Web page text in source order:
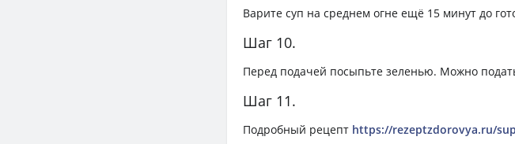
Варите суп на среднем огне ещё 15 минут до
Шаг 10.
Перед подачей посыпьте зеленью. Можно
Шаг 11.
Подробный рецепт https://rezeptzdorovya.ru/